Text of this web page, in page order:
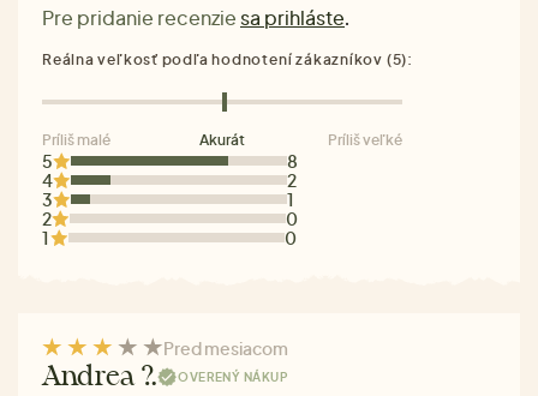
Pre pridanie recenzie sa prihláste.
5
8
4
2
3
1
2
0
1
0
Reálna veľkosť podľa hodnotení zákazníkov (5):
Príliš malé Akurát Príliš veľké
Pred mesiacom
Andrea ?. OVERENÝ NÁKUP